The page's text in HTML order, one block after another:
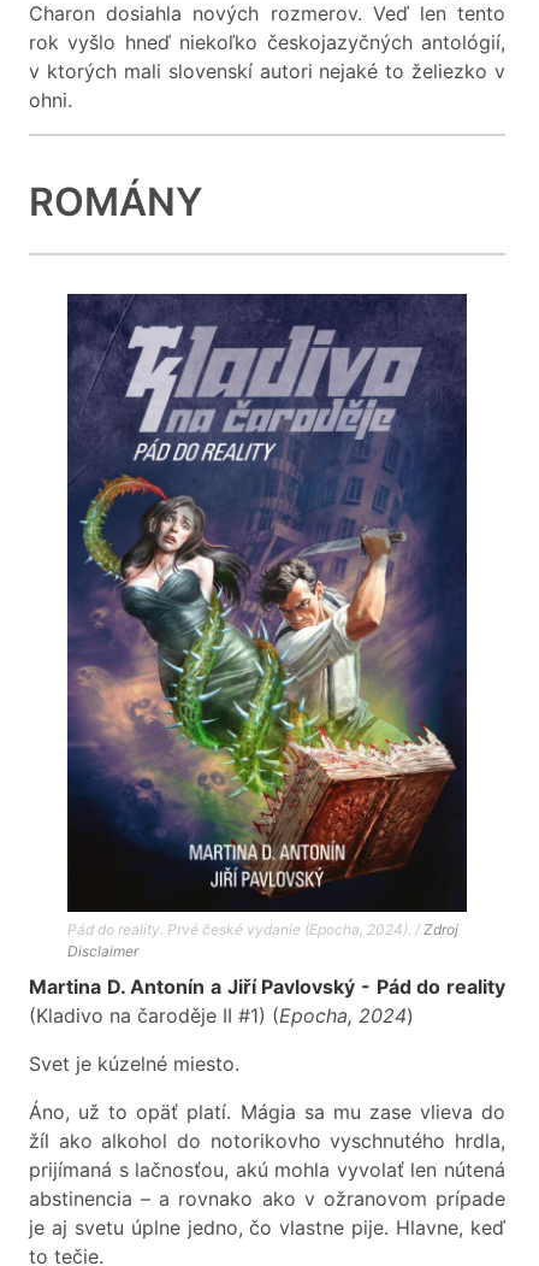
Charon dosiahla nových rozmerov. Veď len tento
rok vyšlo hneď niekoľko českojazyčných antológií,
v ktorých mali slovenskí autori nejaké to želiezko v
ohni.
ROMÁNY
Pád do reality. Prvé české vydanie (Epocha, 2024). /Zdroj
Disclaimer
Martina D. Antonín a Jiří Pavlovský - Pád do reality
(Kladivo na čaroděje II #1) (Epocha, 2024)
Svet je kúzelné miesto.
Áno, už to opäť platí. Mágia sa mu zase vlieva do
žíl ako alkohol do notorikovho vyschnutého hrdla,
prijímaná s lačnosťou, akú mohla vyvolať len nútená
abstinencia – a rovnako ako v ožranovom prípade
je aj svetu úplne jedno, čo vlastne pije. Hlavne, keď
to tečie.